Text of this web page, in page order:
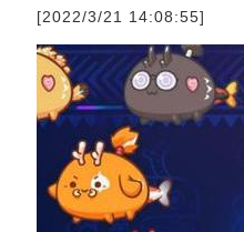
[2022/3/21 14:08:55]